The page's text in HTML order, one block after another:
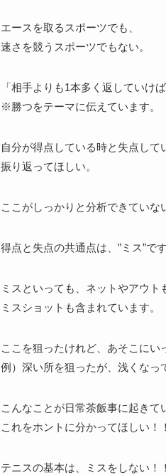
エースを取るスポーツでも、
速さを競うスポーツでもない。
「相手よりも1本多く返していけ
※勝つをテーマに伝えています。
自分が得点している時と失点して
振り返ってほしい。
ここがしっかりと分析できていな
得点と失点の共通点は、”ミス”です
ミスといっても、ネットやアウト
ミスショットも含まれています。
ここを狙ったけれど、あそこにい
例）深い所を狙ったが、浅くなっ
こんなことが日常茶飯事に起きて
これをホントに分かってほしい！
テニスの基本は、ミスをしない！